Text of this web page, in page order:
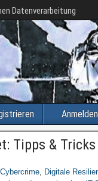
Datenverarbeitung
Anmelden
Tipps &
Cybercrime, Digitale